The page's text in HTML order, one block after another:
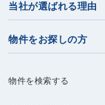
当社が選ばれる理由
物件をお探しの方
物件を検索する